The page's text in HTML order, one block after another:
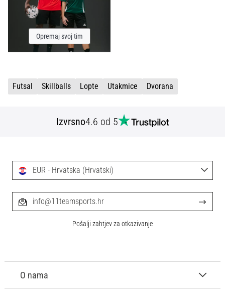
Opremaj svoj tim
Futsal Skillballs Lopte Utakmice Dvorana
Izvrsno4.6 od 5
O nama
EUR - Hrvatska (Hrvatski)
info@11teamsports.hr
Pošalji zahtjev za otkazivanje